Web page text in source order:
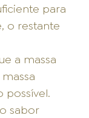
para
o restante
a massa
possível.
sabor